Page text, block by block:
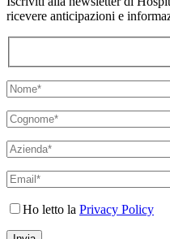
ricevere anticipazioni e
Ho letto la Privacy Policy